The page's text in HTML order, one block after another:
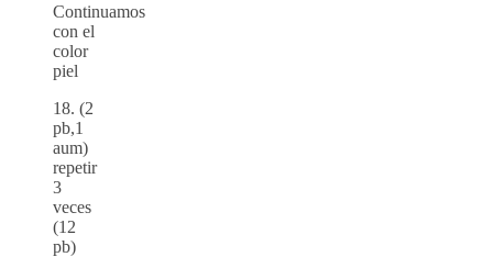
Continuamos
con el
color
piel
18. (2
pb,1
aum)
repetir
3
veces
(12
pb)